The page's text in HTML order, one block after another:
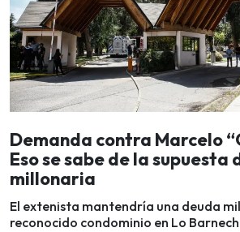
Demanda contra Marcelo
Eso se sabe de la supuesta
millonaria
El extenista mantendría una deuda
reconocido condominio en Lo